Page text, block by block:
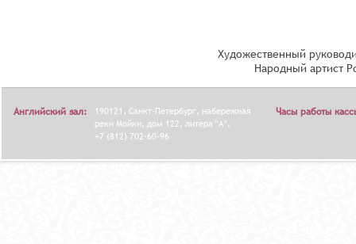
Художественный
Народный артист
Английский зал:
190121, Санкт-Петербург, набережная
реки Мойки, дом 122, литера "А".
+7 (812) 702-60-96
Часы работы